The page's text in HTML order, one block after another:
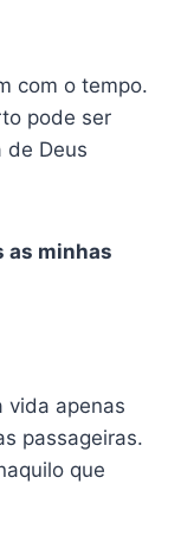
com o tempo.
pode ser
de Deus
as minhas
vida apenas
passageiras.
que